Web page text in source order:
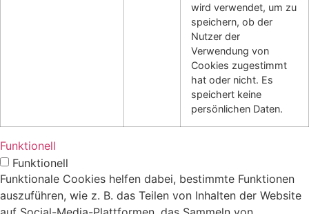
wird verwendet, um zu
speichern, ob der
Nutzer der
Verwendung von
Cookies zugestimmt
hat oder nicht. Es
speichert keine
persönlichen Daten.
Funktionell
Funktionell
Funktionale Cookies helfen dabei, bestimmte Funktionen
auszuführen, wie z. B. das Teilen von Inhalten der Website